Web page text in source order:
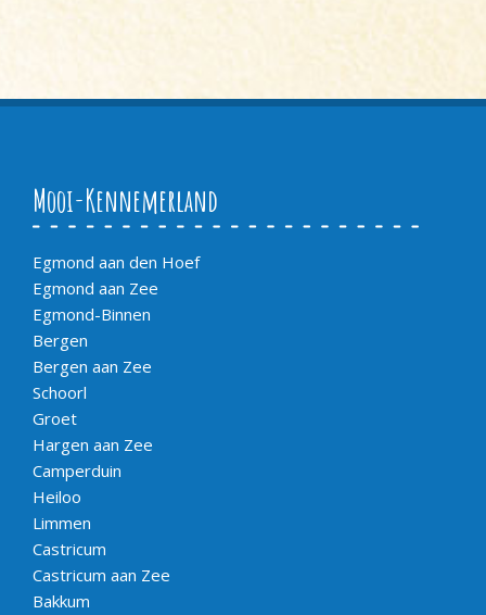
Mooi-Kennemerland
Egmond aan den Hoef
Egmond aan Zee
Egmond-Binnen
Bergen
Bergen aan Zee
Schoorl
Groet
Hargen aan Zee
Camperduin
Heiloo
Limmen
Castricum
Castricum aan Zee
Bakkum